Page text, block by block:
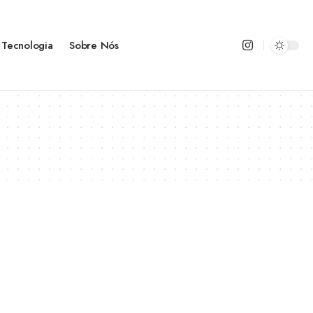
Tecnologia Sobre Nós